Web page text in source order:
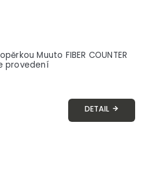
Muuto FIBER COUNTER
provedení
DETAIL